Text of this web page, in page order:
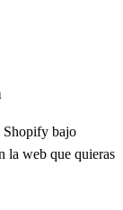
Shopify bajo
la web que quieras